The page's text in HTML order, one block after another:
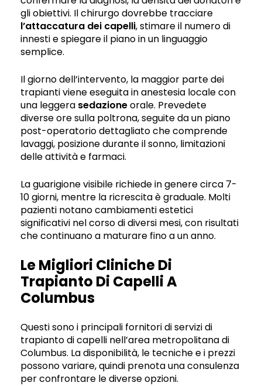
gli obiettivi. Il chirurgo dovrebbe tracciare
l’attaccatura dei capelli, stimare il numero di
innesti e spiegare il piano in un linguaggio
semplice.
Il giorno dell’intervento, la maggior parte dei
trapianti viene eseguita in anestesia locale con
una leggera sedazioneorale. Prevedete
diverse ore sulla poltrona, seguite da un piano
post-operatorio dettagliato che comprende
lavaggi, posizione durante il sonno, limitazioni
delle attività e farmaci.
La guarigione visibile richiede in genere circa 7-
10 giorni, mentre la ricrescita è graduale. Molti
pazienti notano cambiamenti estetici
significativi nel corso di diversi mesi, con risultati
che continuano a maturare fino a un anno.
Le Migliori Cliniche Di
Trapianto Di Capelli A
Columbus
Questi sono i principali fornitori di servizi di
trapianto di capelli nell’area metropolitana di
Columbus. La disponibilità, le tecniche e i prezzi
possono variare, quindi prenota una consulenza
per confrontare le diverse opzioni.